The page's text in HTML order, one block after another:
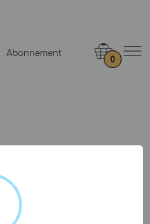
Abonnement
0